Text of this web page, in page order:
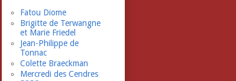
Fatou Diome
Brigitte de Terwangne
et Marie Friedel
Jean-Philippe de
Tonnac
Colette Braeckman
Mercredi des Cendres